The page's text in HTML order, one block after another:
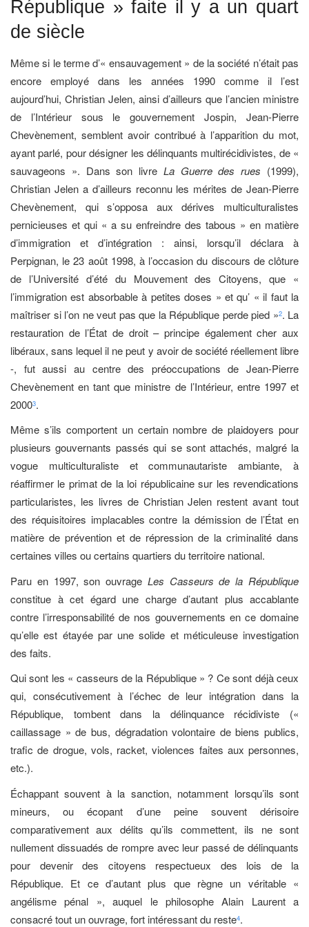
République » faite il y a un quart
de siècle
Même si le terme d’« ensauvagement » de la société n’était pas
encore employé dans les années 1990 comme il l’est
aujourd’hui, Christian Jelen, ainsi d’ailleurs que l’ancien ministre
de l’Intérieur sous le gouvernement Jospin, Jean-Pierre
Chevènement, semblent avoir contribué à l’apparition du mot,
ayant parlé, pour désigner les délinquants multirécidivistes, de «
sauvageons ». Dans son livre La Guerre des rues (1999),
Christian Jelen a d’ailleurs reconnu les mérites de Jean-Pierre
Chevènement, qui s’opposa aux dérives multiculturalistes
pernicieuses et qui « a su enfreindre des tabous » en matière
d’immigration et d’intégration : ainsi, lorsqu’il déclara à
Perpignan, le 23 août 1998, à l’occasion du discours de clôture
de l’Université d’été du Mouvement des Citoyens, que «
l’immigration est absorbable à petites doses » et qu’ « il faut la
maîtriser si l’on ne veut pas que la République perde pied »2. La
restauration de l’État de droit – principe également cher aux
libéraux, sans lequel il ne peut y avoir de société réellement libre
-, fut aussi au centre des préoccupations de Jean-Pierre
Chevènement en tant que ministre de l’Intérieur, entre 1997 et
20003.
Même s’ils comportent un certain nombre de plaidoyers pour
plusieurs gouvernants passés qui se sont attachés, malgré la
vogue multiculturaliste et communautariste ambiante, à
réaffirmer le primat de la loi républicaine sur les revendications
particularistes, les livres de Christian Jelen restent avant tout
des réquisitoires implacables contre la démission de l’État en
matière de prévention et de répression de la criminalité dans
certaines villes ou certains quartiers du territoire national.
Paru en 1997, son ouvrage Les Casseurs de la République
constitue à cet égard une charge d’autant plus accablante
contre l’irresponsabilité de nos gouvernements en ce domaine
qu’elle est étayée par une solide et méticuleuse investigation
des faits.
Qui sont les « casseurs de la République » ? Ce sont déjà ceux
qui, consécutivement à l’échec de leur intégration dans la
République, tombent dans la délinquance récidiviste («
caillassage » de bus, dégradation volontaire de biens publics,
trafic de drogue, vols, racket, violences faites aux personnes,
etc.).
Échappant souvent à la sanction, notamment lorsqu’ils sont
mineurs, ou écopant d’une peine souvent dérisoire
comparativement aux délits qu’ils commettent, ils ne sont
nullement dissuadés de rompre avec leur passé de délinquants
pour devenir des citoyens respectueux des lois de la
République. Et ce d’autant plus que règne un véritable «
angélisme pénal », auquel le philosophe Alain Laurent a
consacré tout un ouvrage, fort intéressant du reste4.